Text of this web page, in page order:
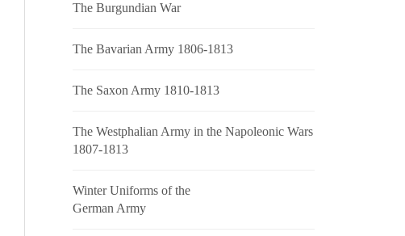
The Burgundian War
The Bavarian Army 1806-1813
The Saxon Army 1810-1813
The Westphalian Army in the Napoleonic Wars
1807-1813
Winter Uniforms of the
German Army